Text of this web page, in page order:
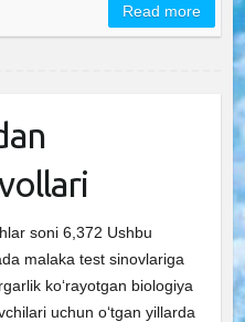
Read more
soni 6,372 Ushbu
malaka test sinovlariga
ko‘rayotgan biologiya
uchun o‘tgan yillarda